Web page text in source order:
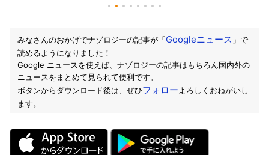
みなさんのおかげでナゾロジーの記事が「Googleニュース 」で
読めるようになりました！
Google ニュースを使えば、ナゾロジーの記事はもちろん国内外の
ニュースをまとめて見られて便利です。
ボタンからダウンロード後は、ぜひフォローよろしくおねがいし
ます。